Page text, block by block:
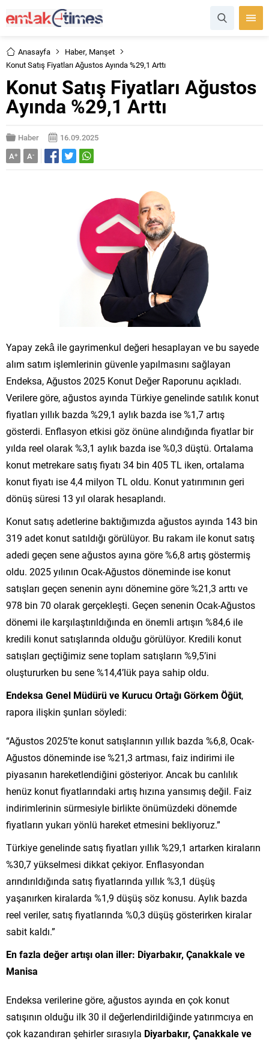
Anasayfa Haber, Manşet
Konut Satış Fiyatları Ağustos Ayında %29,1 Arttı
Konut Satış Fiyatları Ağustos
Ayında %29,1 Arttı
Haber
16.09.2025
A+ A-
Yapay zekâ ile gayrimenkul değeri hesaplayan ve bu sayede
alım satım işlemlerinin güvenle yapılmasını sağlayan
Endeksa, Ağustos 2025 Konut Değer Raporunu açıkladı.
Verilere göre, ağustos ayında Türkiye genelinde satılık konut
fiyatları yıllık bazda %29,1 aylık bazda ise %1,7 artış
gösterdi. Enflasyon etkisi göz önüne alındığında fiyatlar bir
yılda reel olarak %3,1 aylık bazda ise %0,3 düştü. Ortalama
konut metrekare satış fiyatı 34 bin 405 TL iken, ortalama
konut fiyatı ise 4,4 milyon TL oldu. Konut yatırımının geri
dönüş süresi 13 yıl olarak hesaplandı.
Konut satış adetlerine baktığımızda ağustos ayında 143 bin
319 adet konut satıldığı görülüyor. Bu rakam ile konut satış
adedi geçen sene ağustos ayına göre %6,8 artış göstermiş
oldu. 2025 yılının Ocak-Ağustos döneminde ise konut
satışları geçen senenin aynı dönemine göre %21,3 arttı ve
978 bin 70 olarak gerçekleşti. Geçen senenin Ocak-Ağustos
dönemi ile karşılaştırıldığında en önemli artışın %84,6 ile
kredili konut satışlarında olduğu görülüyor. Kredili konut
satışları geçtiğimiz sene toplam satışların %9,5’ini
oluştururken bu sene %14,4’lük paya sahip oldu.
Endeksa Genel Müdürü ve Kurucu Ortağı Görkem Öğüt,
rapora ilişkin şunları söyledi:
“Ağustos 2025’te konut satışlarının yıllık bazda %6,8, Ocak-
Ağustos döneminde ise %21,3 artması, faiz indirimi ile
piyasanın hareketlendiğini gösteriyor. Ancak bu canlılık
henüz konut fiyatlarındaki artış hızına yansımış değil. Faiz
indirimlerinin sürmesiyle birlikte önümüzdeki dönemde
fiyatların yukarı yönlü hareket etmesini bekliyoruz.”
Türkiye genelinde satış fiyatları yıllık %29,1 artarken kiraların
%30,7 yükselmesi dikkat çekiyor. Enflasyondan
arındırıldığında satış fiyatlarında yıllık %3,1 düşüş
yaşanırken kiralarda %1,9 düşüş söz konusu. Aylık bazda
reel veriler, satış fiyatlarında %0,3 düşüş gösterirken kiralar
sabit kaldı.”
En fazla değer artışı olan iller: Diyarbakır, Çanakkale ve
Manisa
Endeksa verilerine göre, ağustos ayında en çok konut
satışının olduğu ilk 30 il değerlendirildiğinde yatırımcıya en
çok kazandıran şehirler sırasıyla Diyarbakır, Çanakkale ve